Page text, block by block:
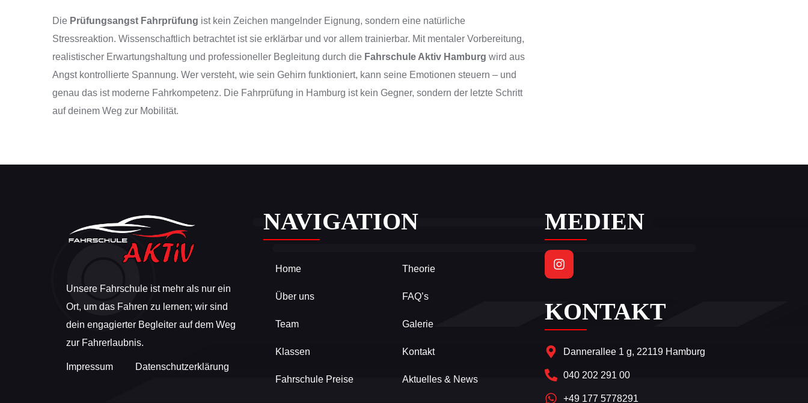
Die Prüfungsangst Fahrprüfung ist kein Zeichen mangelnder Eignung, sondern eine natürliche
Stressreaktion. Wissenschaftlich betrachtet ist sie erklärbar und vor allem trainierbar. Mit mentaler Vorbereitung,
realistischer Erwartungshaltung und professioneller Begleitung durch die Fahrschule Aktiv Hamburg wird aus
Angst kontrollierte Spannung. Wer versteht, wie sein Gehirn funktioniert, kann seine Emotionen steuern – und
genau das ist moderne Fahrkompetenz. Die Fahrprüfung in Hamburg ist kein Gegner, sondern der letzte Schritt
auf deinem Weg zur Mobilität.
Unsere Fahrschule ist mehr als nur ein
Ort, um das Fahren zu lernen; wir sind
dein engagierter Begleiter auf dem Weg
zur Fahrerlaubnis.
Impressum Datenschutzerklärung
NAVIGATION
Home
Über uns
Team
Klassen
Fahrschule Preise
Theorie
FAQ’s
Galerie
Kontakt
Aktuelles & News
MEDIEN
KONTAKT
Dannerallee 1 g, 22119 Hamburg
040 202 291 00
+49 177 5778291